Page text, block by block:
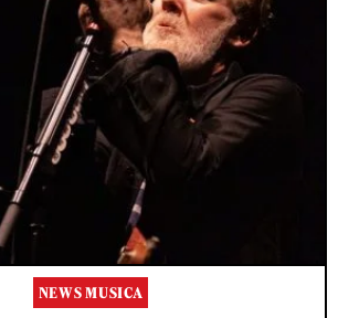
NEWS MUSICA